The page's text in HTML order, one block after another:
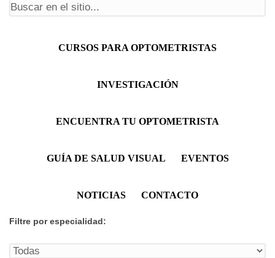
Menú principal
CURSOS PARA OPTOMETRISTAS
INVESTIGACIÓN
ENCUENTRA TU OPTOMETRISTA
GUÍA DE SALUD VISUAL EVENTOS
NOTICIAS CONTACTO
Filtre por especialidad: